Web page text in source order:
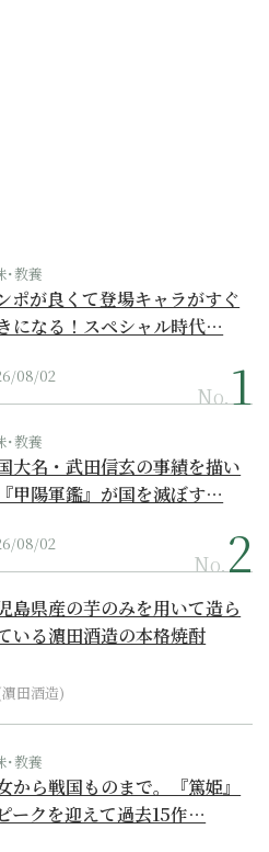
･教養
ポが良くて登場キャラがすぐ
になる！スペシャル時代…
08/02
No.
･教養
大名・武田信玄の事績を描い
甲陽軍鑑』が国を滅ぼす…
08/02
No.
島県産の芋のみを用いて造ら
いる濵田酒造の本格焼酎
田酒造)
･教養
から戦国ものまで。『篤姫』
ークを迎えて過去15作…